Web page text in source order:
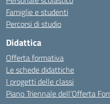
Famiglie e studenti
Percorsi di studio
Didattica
Offerta formativa
Le schede didattiche
I progetti delle classi
Piano Triennale dell’Offerta